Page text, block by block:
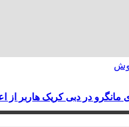
مانگرو در دبی کریک هاربر از